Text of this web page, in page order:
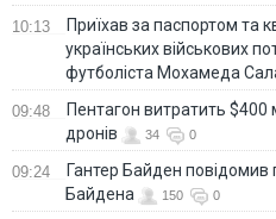
10:13
Приїхав за паспортом та
українських військових
футболіста Мохамеда
09:48
Пентагон витратить $400
дронів
34 0
09:24
Гантер Байден
Байдена
150 0